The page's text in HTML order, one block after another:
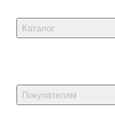
Каталог
Товары для
Покупателям